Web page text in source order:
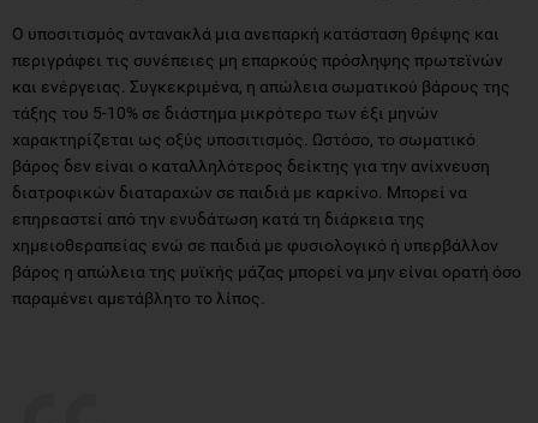
Ο υποσιτισμός αντανακλά μια ανεπαρκή κατάσταση θρέψης και
περιγράφει τις συνέπειες μη επαρκούς πρόσληψης πρωτεϊνών
και ενέργειας. Συγκεκριμένα, η απώλεια σωματικού βάρους της
τάξης του 5-10% σε διάστημα μικρότερο των έξι μηνών
χαρακτηρίζεται ως οξύς υποσιτισμός. Ωστόσο, το σωματικό
βάρος δεν είναι ο καταλληλότερος δείκτης για την ανίχνευση
διατροφικών διαταραχών σε παιδιά με καρκίνο. Μπορεί να
επηρεαστεί από την ενυδάτωση κατά τη διάρκεια της
χημειοθεραπείας ενώ σε παιδιά με φυσιολογικό ή υπερβάλλον
βάρος η απώλεια της μυϊκής μάζας μπορεί να μην είναι ορατή όσο
παραμένει αμετάβλητο το λίπος.